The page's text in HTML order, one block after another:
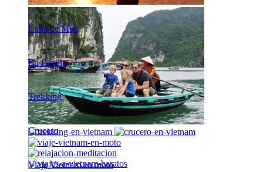
Luna de Miel
En familia
Trekking
Crucero
Viaje Vietnam en moto